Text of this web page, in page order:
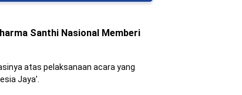
Santhi Nasional Memberi
atas pelaksanaan acara yang
Jaya’.